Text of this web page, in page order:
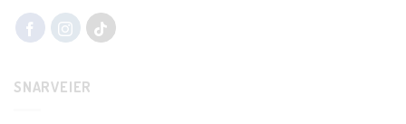
SNARVEIER